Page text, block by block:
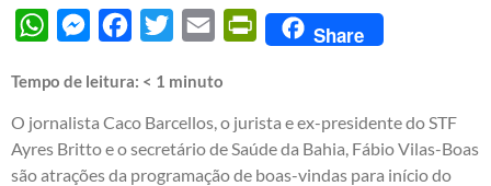
WhatsAppMessengerFacebook
Twitter Email PrintFriendly
Share
Tempo de leitura: < 1 minuto
O jornalista Caco Barcellos, o jurista e ex-presidente do STF
Ayres Britto e o secretário de Saúde da Bahia, Fábio Vilas-Boas
são atrações da programação de boas-vindas para início do